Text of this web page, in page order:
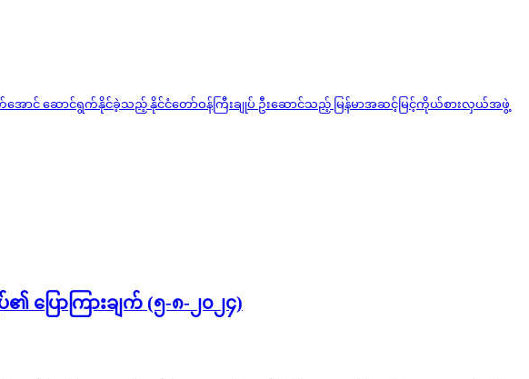
က်အောင် ဆောင်ရွက်နိုင်ခဲ့သည့် နိုင်ငံတော်ဝန်ကြီးချုပ် ဦးဆောင်သည့် မြန်မာအဆင့်မြင့်ကိုယ်စားလှယ်အဖွဲ့
ြောကြားချက် (၅-၈-၂၀၂၄)